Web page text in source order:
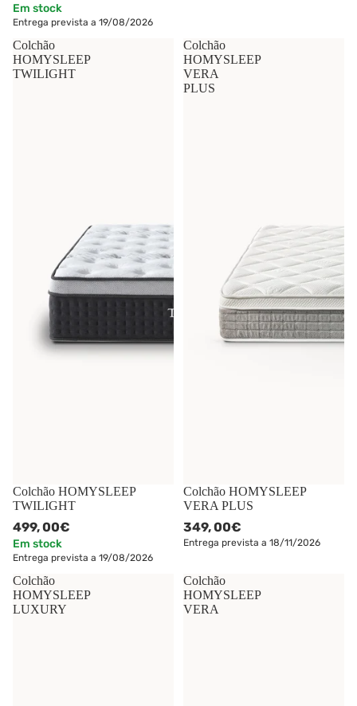
Em stock
Entrega prevista a 19/08/2026
Colchão
HOMYSLEEP
TWILIGHT
Colchão HOMYSLEEP
TWILIGHT
499,00€
Em stock
Entrega prevista a 19/08/2026
Colchão
HOMYSLEEP
VERA
PLUS
Colchão HOMYSLEEP
VERA PLUS
349,00€
Entrega prevista a 18/11/2026
Colchão
HOMYSLEEP
LUXURY
Colchão
HOMYSLEEP
VERA